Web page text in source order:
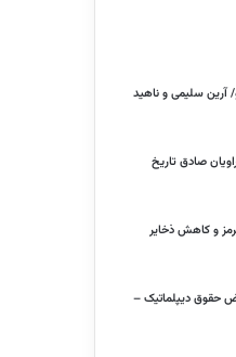
آرین سلیمی و ناهید
صادق تاریخ‌
و کاهش ذخایر
حقوق دیپلماتیک –